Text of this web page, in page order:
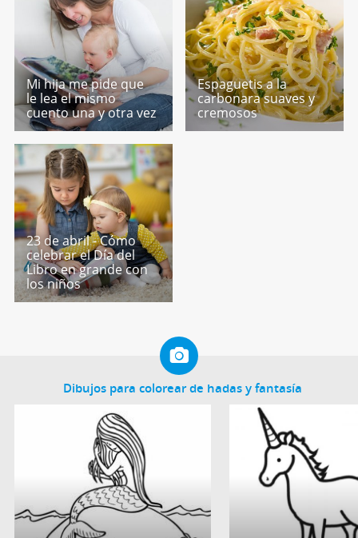
Mi hija me pide que
le lea el mismo
cuento una y otra vez
Espaguetis a la
carbonara suaves y
cremosos
23 de abril - Cómo
celebrar el Día del
Libro en grande con
los niños
Dibujos para colorear de hadas y fantasía